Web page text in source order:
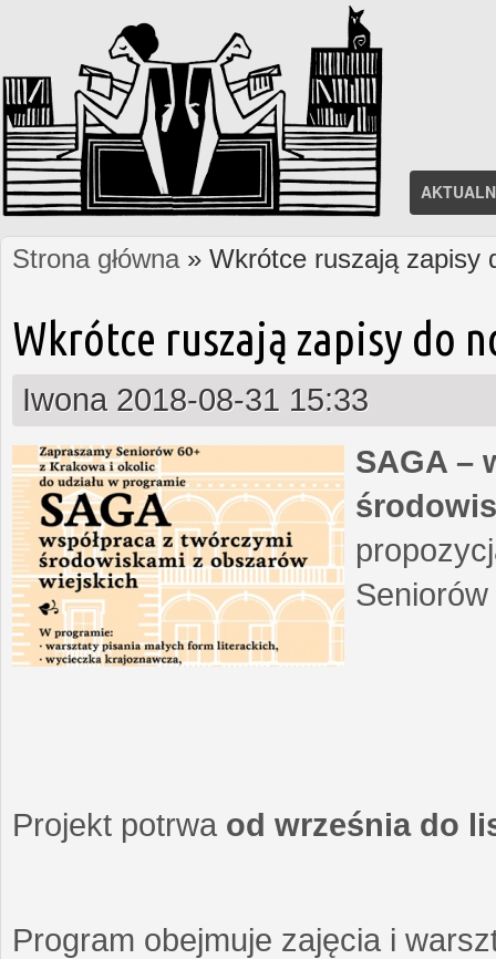
Jesteś tutaj
Strona główna» Wkrótce ruszają zapisy
Wkrótce ruszają zapisy do
Iwona 2018-08-31 15:33
SAGA –
Projekt potrwa od września do
Program obejmuje zajęcia i